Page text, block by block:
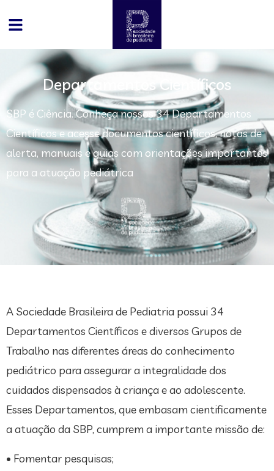
Departamentos Científicos
SBP é Ciência. Conheça nossos 34 Departamentos
Científicos e acesse documentos científicos, notas de
alerta, manuais e guias com orientações importantes
para a atuação pediátrica
A Sociedade Brasileira de Pediatria possui 34
Departamentos Científicos e diversos Grupos de
Trabalho nas diferentes áreas do conhecimento
pediátrico para assegurar a integralidade dos
cuidados dispensados à criança e ao adolescente.
Esses Departamentos, que embasam cientificamente
a atuação da SBP, cumprem a importante missão de:
• Fomentar pesquisas;